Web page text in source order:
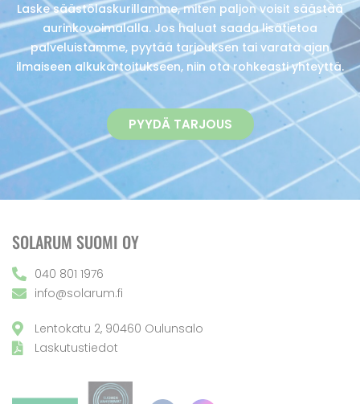
Laske säästölaskurillamme, miten paljon voisit säästää
aurinkovoimalalla. Jos haluat saada lisätietoa
palveluistamme, pyytää tarjouksen tai varata ajan
ilmaiseen alkukartoitukseen, niin ota rohkeasti yhteyttä.
PYYDÄ TARJOUS
SOLARUM SUOMI OY
040 801 1976
info@solarum.fi
Lentokatu 2, 90460 Oulunsalo
Laskutustiedot